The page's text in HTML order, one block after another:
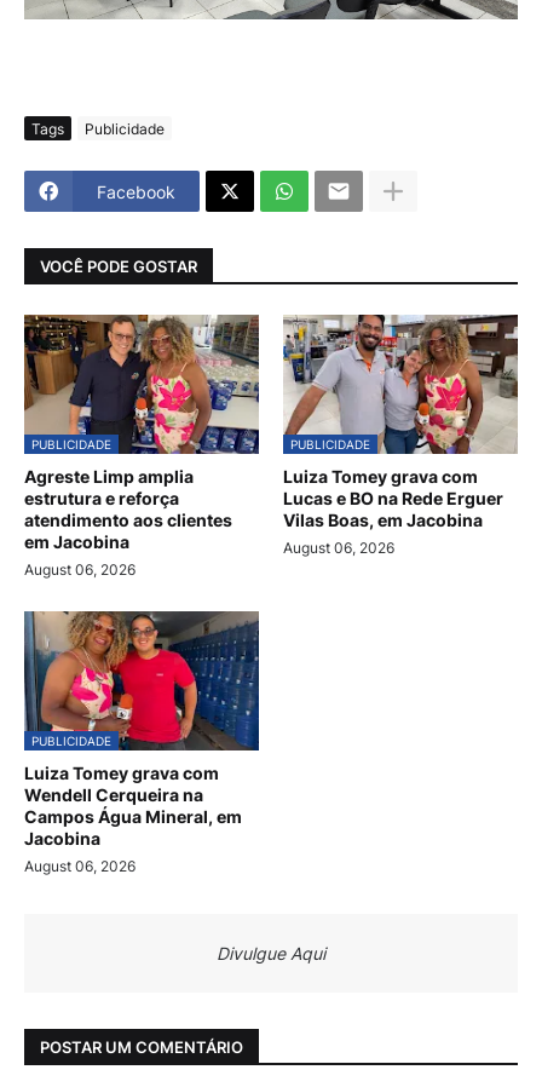
Tags Publicidade
Facebook
VOCÊ PODE GOSTAR
PUBLICIDADE
Agreste Limp amplia
estrutura e reforça
atendimento aos clientes
em Jacobina
August 06, 2026
PUBLICIDADE
Luiza Tomey grava com
Lucas e BO na Rede Erguer
Vilas Boas, em Jacobina
August 06, 2026
PUBLICIDADE
Luiza Tomey grava com
Wendell Cerqueira na
Campos Água Mineral, em
Jacobina
August 06, 2026
Divulgue Aqui
POSTAR UM COMENTÁRIO